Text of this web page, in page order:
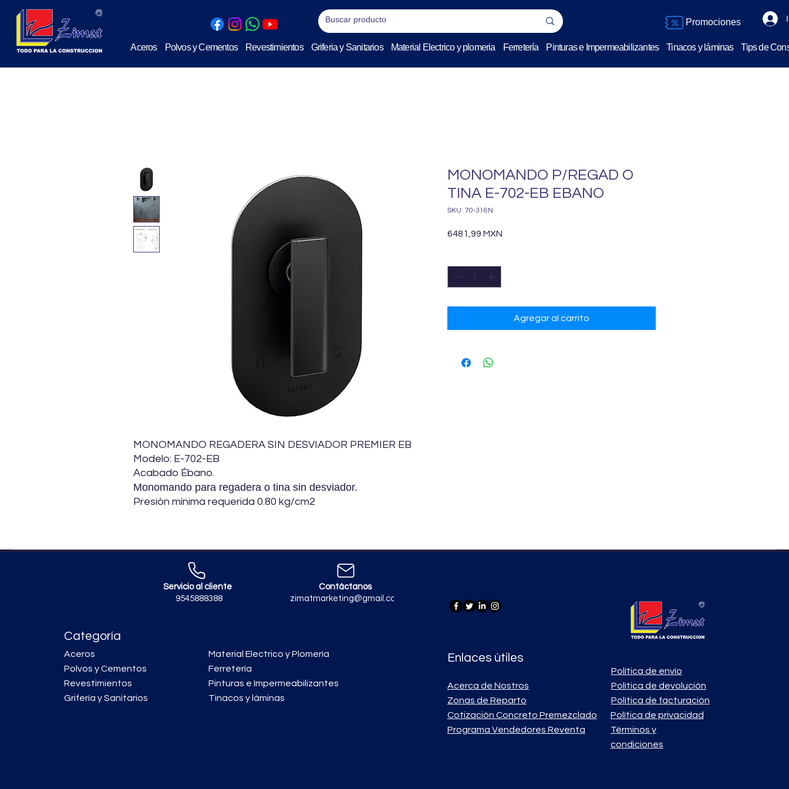
Aceros Polvos y Cementos Revestimientos Griferia y Sanitarios Material Electrico y plomeria Ferretería Pinturas e Impermeabilizantes Tinacos y láminas Tips de
Promociones
MONOMANDO REGADERA SIN DESVIADOR PREMIER EB
Modelo: E-702-EB
Acabado Ébano.
Monomando para regadera o tina sin desviador.
Presión mínima requerida 0.80 kg/cm2
MONOMANDO P/REGAD O
TINA E-702-EB EBANO
SKU: 70-316N
6481,99 MXN
Agregar al carrito
Servicio al cliente
9545888388
Contáctanos
zimatmarketing@gmail.com
Categoría
Aceros
Polvos y Cementos
Revestimientos
Grifería y Sanitarios
Material Electrico y Plomería
Ferretería
Pinturas e Impermeabilizantes
Tinacos y láminas
Enlaces útiles
Política de envío
Acerca de Nostros
Zonas de Reparto
Cotización Concreto Premezclado
Programa Vendedores Reventa
Política de devolución
Política de facturación
Política de privacidad
Términos y
condiciones